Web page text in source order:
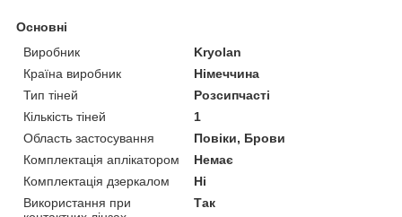
Основні
Виробник
Kryolan
Країна виробник
Німеччина
Тип тіней
Розсипчасті
Кількість тіней
1
Область застосування
Повіки, Брови
Комплектація аплікатором
Немає
Комплектація дзеркалом
Ні
Використання при
Так